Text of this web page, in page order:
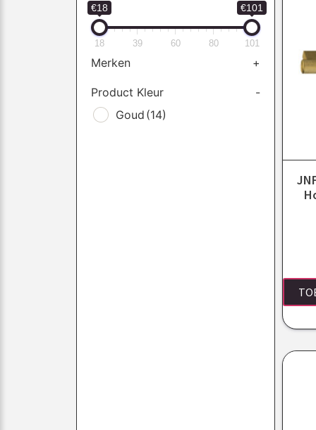
€18 €101
18 39 60 80 101
Merken +
Product Kleur
-
Goud (14)